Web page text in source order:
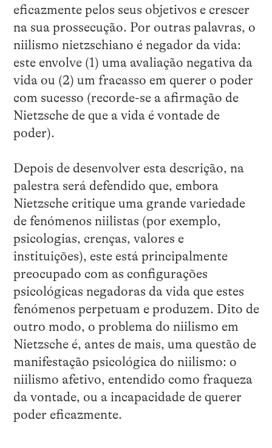
eficazmente pelos seus objetivos e crescer
na sua prossecução. Por outras palavras, o
niilismo nietzschiano é negador da vida:
este envolve (1) uma avaliação negativa da
vida ou (2) um fracasso em querer o poder
com sucesso (recorde-se a afirmação de
Nietzsche de que a vida é vontade de
poder).
Depois de desenvolver esta descrição, na
palestra será defendido que, embora
Nietzsche critique uma grande variedade
de fenómenos niilistas (por exemplo,
psicologias, crenças, valores e
instituições), este está principalmente
preocupado com as configurações
psicológicas negadoras da vida que estes
fenómenos perpetuam e produzem. Dito de
outro modo, o problema do niilismo em
Nietzsche é, antes de mais, uma questão de
manifestação psicológica do niilismo: o
niilismo afetivo, entendido como fraqueza
da vontade, ou a incapacidade de querer
poder eficazmente.